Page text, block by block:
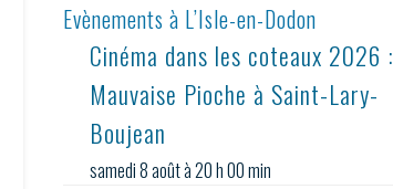
Evènements à L’Isle-en-Dodon
Cinéma dans les coteaux 2026 :
Mauvaise Pioche à Saint-Lary-
Boujean
samedi 8 août à 20 h 00 min